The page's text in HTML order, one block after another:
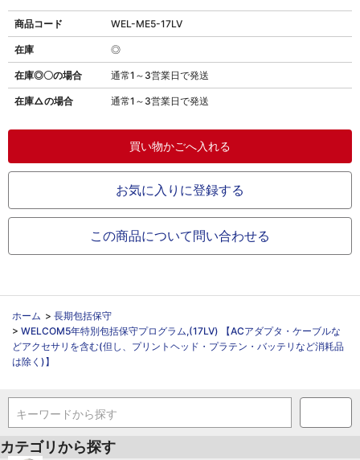
商品コード WEL-ME5-17LV
在庫◎〇の場合 通常1～3営業日で発送
在庫△の場合 通常1～3営業日で発送
在庫 ◎
お気に入りに登録する
この商品について問い合わせる
ホーム > 長期包括保守
> WELCOM5年特別包括保守プログラム,(17LV) 【ACアダプタ・ケーブルな
どアクセサリを含む(但し、プリントヘッド・プラテン・バッテリなど消耗品
は除く)】
キーワードから探す
カテゴリから探す